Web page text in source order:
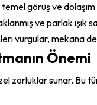
görüş ve dolaşım
ve parlak ışık
vurgular, mekana
Önemi
zorluklar sunar. Bu